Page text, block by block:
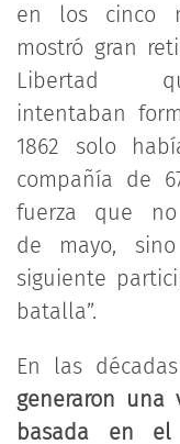
en los cinco
mostró gran
Libertad
intentaban
1862 solo
compañía de
fuerza que
de mayo,
siguiente
batalla”.
En las
generaron una
basada en el